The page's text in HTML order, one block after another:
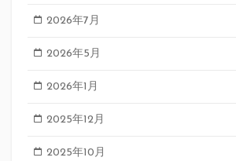
2026年7月
2026年5月
2026年1月
2025年12月
2025年10月